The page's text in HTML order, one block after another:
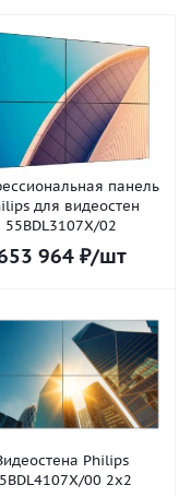
панель
для видеостен
55BDL3107X/02
964₽/шт
Philips
00 2x2